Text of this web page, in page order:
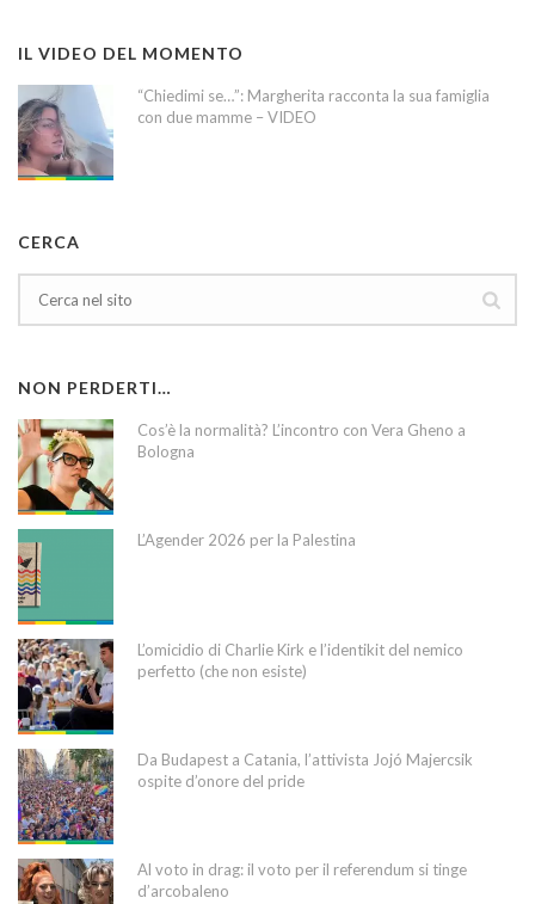
IL VIDEO DEL MOMENTO
“Chiedimi se…”: Margherita racconta la sua famiglia
con due mamme – VIDEO
CERCA
NON PERDERTI…
Cos’è la normalità? L’incontro con Vera Gheno a
Bologna
L’Agender 2026 per la Palestina
L’omicidio di Charlie Kirk e l’identikit del nemico
perfetto (che non esiste)
Da Budapest a Catania, l’attivista Jojó Majercsik
ospite d’onore del pride
Al voto in drag: il voto per il referendum si tinge
d’arcobaleno